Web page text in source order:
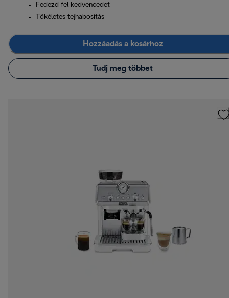
Fedezd fel kedvencedet
Tökéletes tejhabosítás
Hozzáadás a kosárhoz
Tudj meg többet